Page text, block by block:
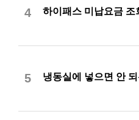
4 하이패스 미납요금 조
5 냉동실에 넣으면 안